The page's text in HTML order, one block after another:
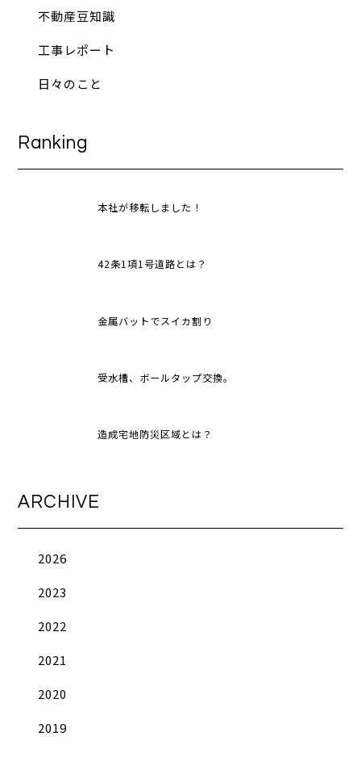
不動産豆知識
工事レポート
日々のこと
Ranking
本社が移転しました！
42条1項1号道路とは？
金属バットでスイカ割り
受水槽、ボールタップ交換。
造成宅地防災区域とは？
ARCHIVE
2026
2023
2022
2021
2020
2019